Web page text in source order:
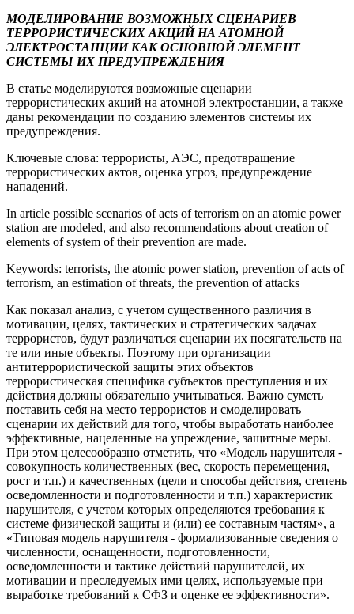
МОДЕЛИРОВАНИЕ ВОЗМОЖНЫХ СЦЕНАРИЕВ
ТЕРРОРИСТИЧЕСКИХ АКЦИЙ НА АТОМНОЙ
ЭЛЕКТРОСТАНЦИИ КАК ОСНОВНОЙ ЭЛЕМЕНТ
СИСТЕМЫ ИХ ПРЕДУПРЕЖДЕНИЯ
В статье моделируются возможные сценарии
террористических акций на атомной электростанции, а также
даны рекомендации по созданию элементов системы их
предупреждения.
Ключевые слова: террористы, АЭС, предотвращение
террористических актов, оценка угроз, предупреждение
нападений.
In article possible scenarios of acts of terrorism on an atomic power
station are modeled, and also recommendations about creation of
elements of system of their prevention are made.
Keywords: terrorists, the atomic power station, prevention of acts of
terrorism, an estimation of threats, the prevention of attacks
Как показал анализ, с учетом существенного различия в
мотивации, целях, тактических и стратегических задачах
террористов, будут различаться сценарии их посягательств на
те или иные объекты. Поэтому при организации
антитеррористической защиты этих объектов
террористическая специфика субъектов преступления и их
действия должны обязательно учитываться. Важно суметь
поставить себя на место террористов и смоделировать
сценарии их действий для того, чтобы выработать наиболее
эффективные, нацеленные на упреждение, защитные меры.
При этом целесообразно отметить, что «Модель нарушителя -
совокупность количественных (вес, скорость перемещения,
рост и т.п.) и качественных (цели и способы действия, степень
осведомленности и подготовленности и т.п.) характеристик
нарушителя, с учетом которых определяются требования к
системе физической защиты и (или) ее составным частям», а
«Типовая модель нарушителя - формализованные сведения о
численности, оснащенности, подготовленности,
осведомленности и тактике действий нарушителей, их
мотивации и преследуемых ими целях, используемые при
выработке требований к СФЗ и оценке ее эффективности».